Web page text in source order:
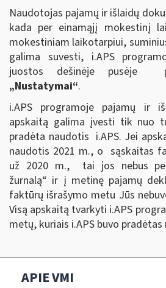
Naudotojas pajamų ir išlaidų
kada per einamąjį mokestinį
mokestiniam laikotarpiui,
galima suvesti, i.APS
juostos dešinėje pusėje
„Nustatymai“.
i.APS programoje pajamų ir
apskaitą galima įvesti tik nuo
pradėta naudotis i.APS. Jei
naudotis 2021 m., o sąskaitas
už 2020 m., tai jos nebus
žurnalą“ ir į metinę pajamų
faktūrų išrašymo metu Jūs
Visą apskaitą tvarkyti i.APS
metų, kuriais i.APS buvo
APIE VMI